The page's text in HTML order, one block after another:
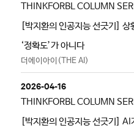
THINKFORBL COLUMN
[박지환의 인공지능 선긋기]
‘정확도’가 아니다
더에이아이(THE AI)
2026-04-16
THINKFORBL COLUMN
[박지환의 인공지능 선긋기]